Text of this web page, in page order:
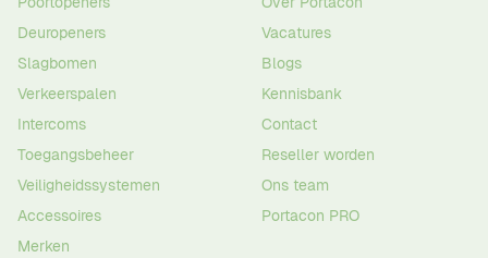
Deuropeners
Slagbomen
Verkeerspalen
Intercoms
Toegangsbeheer
Veiligheidssystemen
Accessoires
Merken
Vacatures
Blogs
Kennisbank
Contact
Reseller worden
Ons team
Portacon PRO